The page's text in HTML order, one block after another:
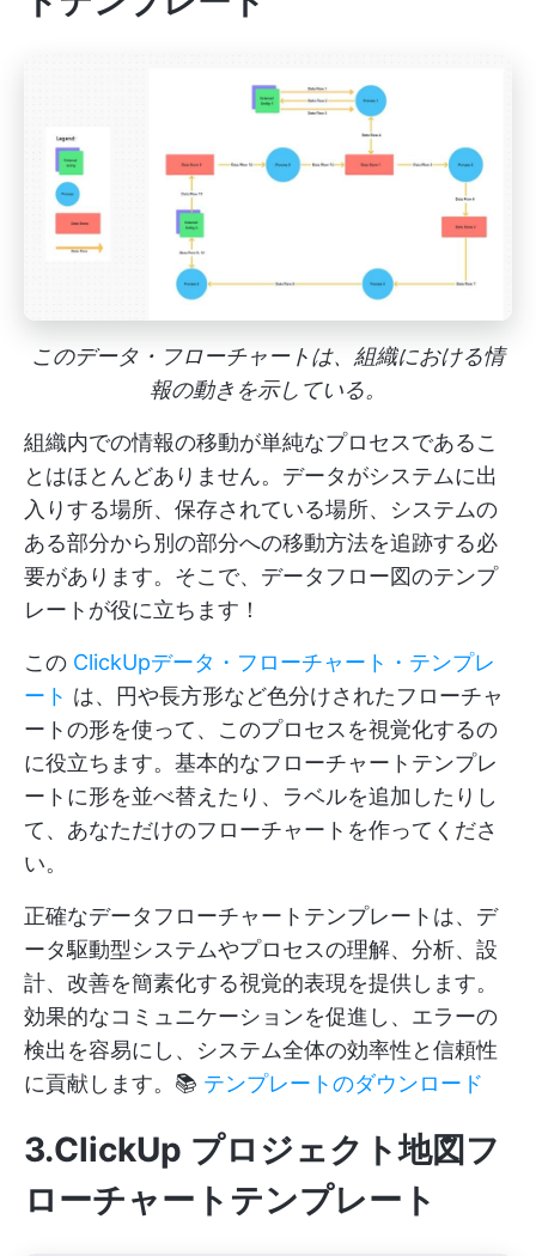
このデータ・フローチャートは、組織における情
報の動きを示している。
組織内での情報の移動が単純なプロセスであるこ
とはほとんどありません。データがシステムに出
入りする場所、保存されている場所、システムの
ある部分から別の部分への移動方法を追跡する必
要があります。そこで、データフロー図のテンプ
レートが役に立ちます！
この ClickUpデータ・フローチャート・テンプレ
ート は、円や長方形など色分けされたフローチャ
ートの形を使って、このプロセスを視覚化するの
に役立ちます。基本的なフローチャートテンプレ
ートに形を並べ替えたり、ラベルを追加したりし
て、あなただけのフローチャートを作ってくださ
い。
正確なデータフローチャートテンプレートは、デ
ータ駆動型システムやプロセスの理解、分析、設
計、改善を簡素化する視覚的表現を提供します。
効果的なコミュニケーションを促進し、エラーの
検出を容易にし、システム全体の効率性と信頼性
に貢献します。📚 テンプレートのダウンロード
3.ClickUp プロジェクト地図フ
ローチャートテンプレート